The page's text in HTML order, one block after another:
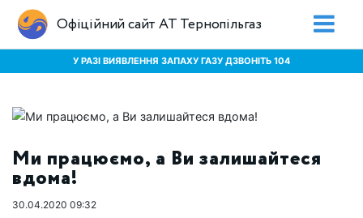
Офіційний сайт АТ Тернопільгаз
У РАЗІ ВИЯВЛЕННЯ ЗАПАХУ ГАЗУ ДЗВОНІТЬ 104
Ми працюємо, а Ви залишайтеся
вдома!
30.04.2020 09:32